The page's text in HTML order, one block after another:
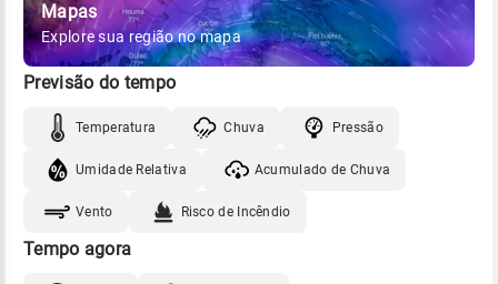
Mapas
Explore sua região no mapa
Previsão do tempo
Temperatura Chuva Pressão
Umidade Relativa Acumulado de Chuva
Vento Risco de Incêndio
Tempo agora